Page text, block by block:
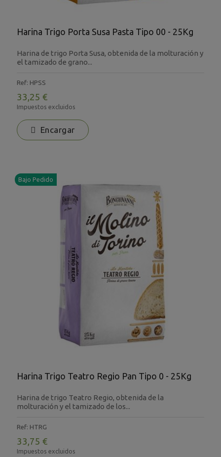
Harina Trigo Porta Susa Pasta Tipo 00 - 25Kg
Harina de trigo Porta Susa, obtenida de la molturación y
el tamizado de grano...
Ref: HPSS
33,25 €
Impuestos excluidos
Encargar
Harina Trigo Teatro Regio Pan Tipo 0 - 25Kg
Harina de trigo Teatro Regio, obtenida de la
molturación y el tamizado de los...
Ref: HTRG
33,75 €
Impuestos excluidos
Bajo Pedido